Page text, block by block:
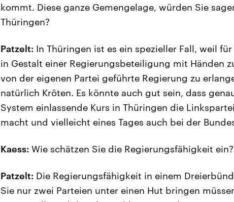
kommt. Diese ganze Gemengelage, würden Sie
Thüringen?
Patzelt: In Thüringen ist es ein spezieller Fall, weil
in Gestalt einer Regierungsbeteiligung mit Händen
von der eigenen Partei geführte Regierung zu
natürlich Kröten. Es könnte auch gut sein, dass
System einlassende Kurs in Thüringen die
macht und vielleicht eines Tages auch bei der
Kaess: Wie schätzen Sie die Regierungsfähigkeit ein?
Patzelt: Die Regierungsfähigkeit in einem
Sie nur zwei Parteien unter einen Hut bringen